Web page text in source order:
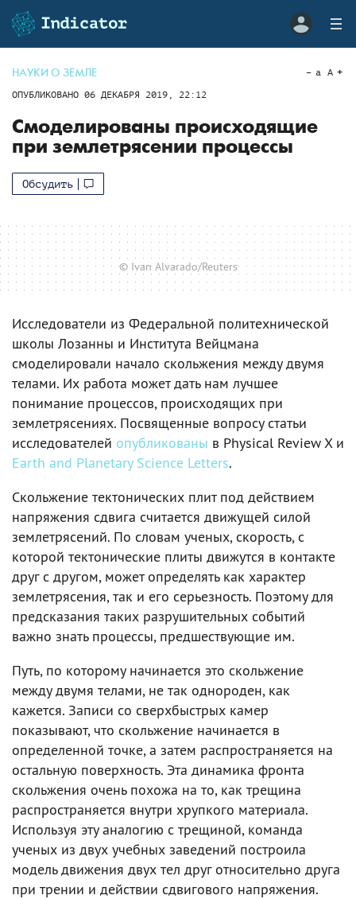
НАУКИ О ЗЕМЛЕ
ОПУБЛИКОВАНО 06 ДЕКАБРЯ 2019, 22:12
a A
Смоделированы происходящие
при землетрясении процессы
Обсудить
© Ivan Alvarado/Reuters
Исследователи из Федеральной политехнической
школы Лозанны и Института Вейцмана
смоделировали начало скольжения между двумя
телами. Их работа может дать нам лучшее
понимание процессов, происходящих при
землетрясениях. Посвященные вопросу статьи
исследователей опубликованы в Physical Review X и
Earth and Planetary Science Letters.
Скольжение тектонических плит под действием
напряжения сдвига считается движущей силой
землетрясений. По словам ученых, скорость, с
которой тектонические плиты движутся в контакте
друг с другом, может определять как характер
землетрясения, так и его серьезность. Поэтому для
предсказания таких разрушительных событий
важно знать процессы, предшествующие им.
Путь, по которому начинается это скольжение
между двумя телами, не так однороден, как
кажется. Записи со сверхбыстрых камер
показывают, что скольжение начинается в
определенной точке, а затем распространяется на
остальную поверхность. Эта динамика фронта
скольжения очень похожа на то, как трещина
распространяется внутри хрупкого материала.
Используя эту аналогию с трещиной, команда
ученых из двух учебных заведений построила
модель движения двух тел друг относительно друга
при трении и действии сдвигового напряжения.